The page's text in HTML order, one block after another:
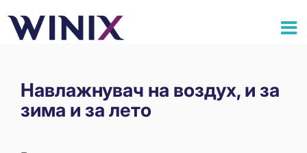
Навлажнувач на воздух, и за
зима и за лето